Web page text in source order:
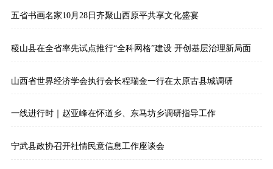
五省书画名家10月28日齐聚山西原平共享文化盛宴
稷山县在全省率先试点推行“全科网格”建设 开创基层治理新局面
山西省世界经济学会执行会长程瑞金一行在太原古县城调研
一线进行时｜赵亚峰在怀道乡、东马坊乡调研指导工作
宁武县政协召开社情民意信息工作座谈会